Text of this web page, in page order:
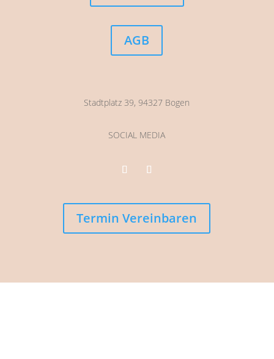
AGB
Stadtplatz 39, 94327 Bogen
SOCIAL MEDIA
Termin Vereinbaren